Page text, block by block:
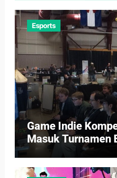
Esports
Game Indie
Masuk Turnamen